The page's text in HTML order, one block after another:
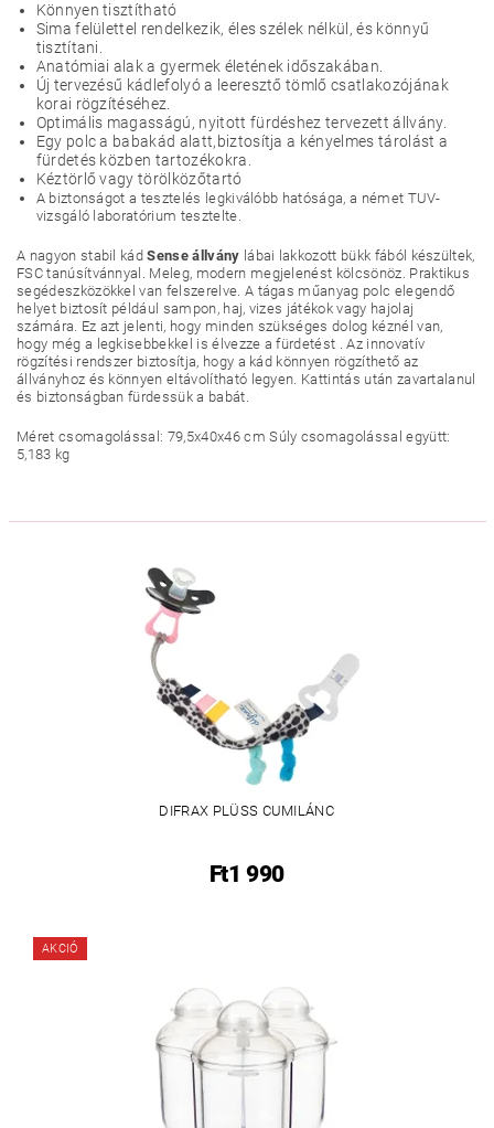
Könnyen tisztítható
Sima felülettel rendelkezik, éles szélek nélkül, és könnyű
tisztítani.
Anatómiai alak a gyermek életének időszakában.
Új tervezésű kádlefolyó a leeresztő tömlő csatlakozójának
korai rögzítéséhez.
Optimális magasságú, nyitott fürdéshez tervezett állvány.
Egy polc a babakád alatt,biztosítja a kényelmes tárolást a
fürdetés közben tartozékokra.
Kéztörlő vagy törölközőtartó
A biztonságot a tesztelés legkiválóbb hatósága, a német TUV-
vizsgáló laboratórium tesztelte.
A nagyon stabil kádSense állvány lábai lakkozott bükk fából készültek,
FSC tanúsítvánnyal. Meleg, modern megjelenést kölcsönöz. Praktikus
segédeszközökkel van felszerelve. A tágas műanyag polc elegendő
helyet biztosít például sampon, haj, vizes játékok vagy hajolaj
számára. Ez azt jelenti, hogy minden szükséges dolog kéznél van,
hogy még a legkisebbekkel is élvezze a fürdetést . Az innovatív
rögzítési rendszer biztosítja, hogy a kád könnyen rögzíthető az
állványhoz és könnyen eltávolítható legyen. Kattintás után zavartalanul
és biztonságban fürdessük a babát.
Méret csomagolással: 79,5x40x46 cm Súly csomagolással együtt:
5,183 kg
DIFRAX PLÜSS CUMILÁNC
Ft1 990
AKCIÓ